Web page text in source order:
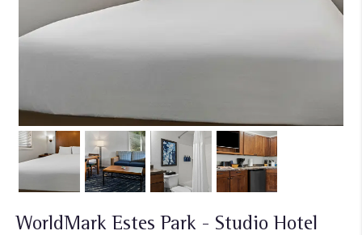
WorldMark Estes Park - Studio Hotel